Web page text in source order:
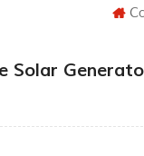
Solar